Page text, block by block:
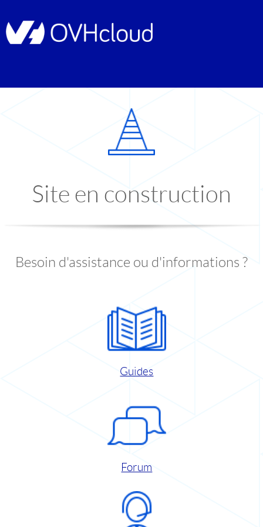
Site en construction
Besoin d'assistance ou d'informations ?
Guides
Forum